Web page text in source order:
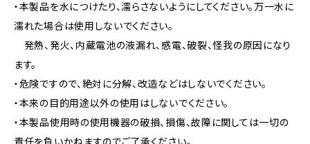
・本製品を水につけたり、濡らさないようにしてください。万一水に
濡れた場合は使用しないでください。
発熱、発火、内蔵電池の液漏れ、感電、破裂、怪我の原因になり
ます。
・危険ですので、絶対に分解、改造などはしないでください。
・本来の目的用途以外の使用はしないでください。
・本製品使用時の使用機器の破損、損傷、故障に関しては一切の
責任を負いかねますのでご了承ください。